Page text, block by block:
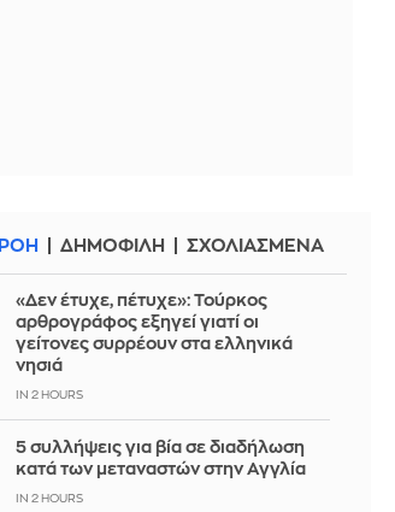
ΡΟΗ ΔΗΜΟΦΙΛΗ ΣΧΟΛΙΑΣΜΕΝΑ
«Δεν έτυχε, πέτυχε»: Τούρκος
αρθρογράφος εξηγεί γιατί οι
γείτονες συρρέουν στα ελληνικά
νησιά
IN 2 HOURS
5 συλλήψεις για βία σε διαδήλωση
κατά των μεταναστών στην Αγγλία
IN 2 HOURS